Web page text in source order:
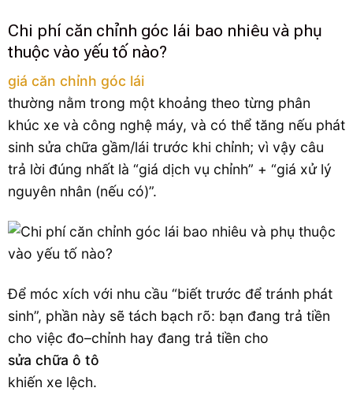
Chi phí căn chỉnh góc lái bao nhiêu và phụ
thuộc vào yếu tố nào?
giá căn chỉnh góc lái
thường nằm trong một khoảng theo từng phân
khúc xe và công nghệ máy, và có thể tăng nếu phát
sinh sửa chữa gầm/lái trước khi chỉnh; vì vậy câu
trả lời đúng nhất là “giá dịch vụ chỉnh” + “giá xử lý
nguyên nhân (nếu có)”.
Để móc xích với nhu cầu “biết trước để tránh phát
sinh”, phần này sẽ tách bạch rõ: bạn đang trả tiền
cho việc đo–chỉnh hay đang trả tiền cho
sửa chữa ô tô
khiến xe lệch.